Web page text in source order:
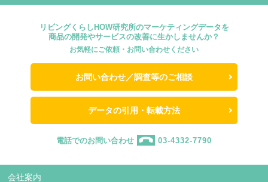
リビングくらしHOW研究所のマーケティングデータを
商品の開発やサービスの改善に生かしませんか？
お気軽にご依頼・お問い合わせください
お問い合わせ／調査等のご相談
データの引用・転載方法
電話でのお問い合わせ 03-4332-7790
会社案内